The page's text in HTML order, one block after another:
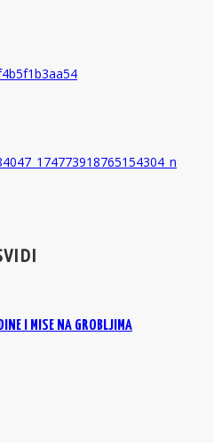
I MISE NA GROBLJIMA